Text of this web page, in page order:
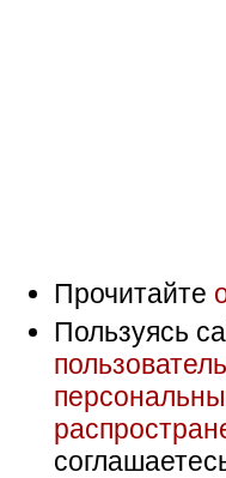
Прочитайте
Пользуясь